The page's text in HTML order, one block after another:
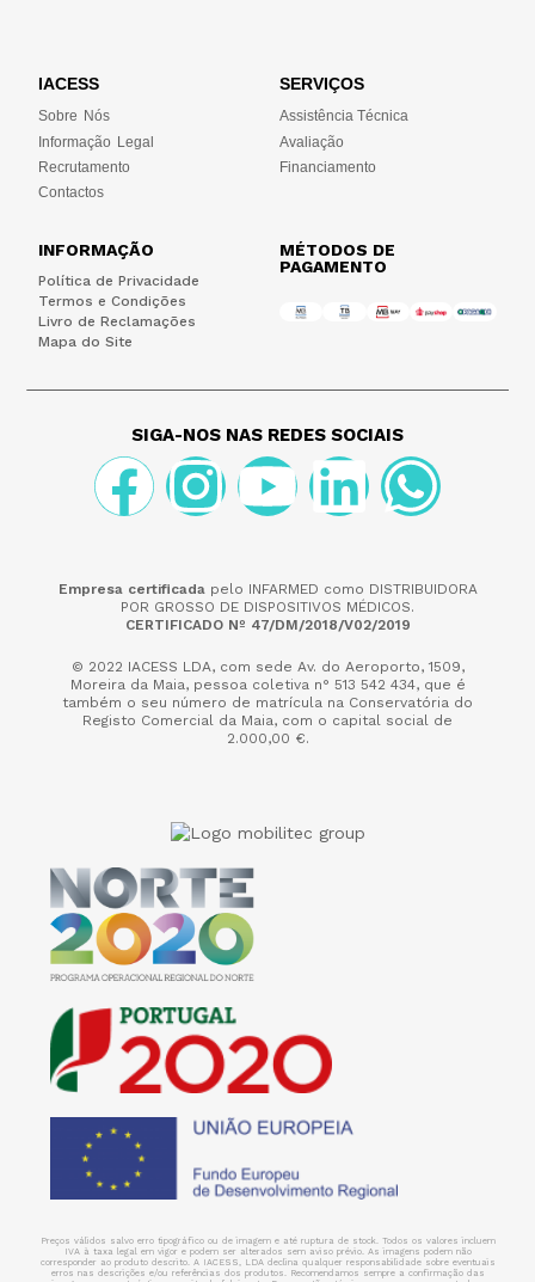
IACESS
Sobre Nós
Informação Legal
Recrutamento
Contactos
SERVIÇOS
Assistência Técnica
Avaliação
Financiamento
INFORMAÇÃO
Política de Privacidade
Termos e Condições
Livro de Reclamações
Mapa do Site
MÉTODOS DE
PAGAMENTO
SIGA-NOS NAS REDES SOCIAIS
Empresa certificada pelo INFARMED como DISTRIBUIDORA
POR GROSSO DE DISPOSITIVOS MÉDICOS.
CERTIFICADO Nº 47/DM/2018/V02/2019
© 2022 IACESS LDA, com sede Av. do Aeroporto, 1509,
Moreira da Maia, pessoa coletiva n° 513 542 434, que é
também o seu número de matrícula na Conservatória do
Registo Comercial da Maia, com o capital social de
2.000,00 €.
Preços válidos salvo erro tipográfico ou de imagem e até ruptura de stock. Todos os valores incluem
IVA à taxa legal em vigor e podem ser alterados sem aviso prévio. As imagens podem não
corresponder ao produto descrito. A IACESS, LDA declina qualquer responsabilidade sobre eventuais
erros nas descrições e/ou referências dos produtos. Recomendamos sempre a confirmação das